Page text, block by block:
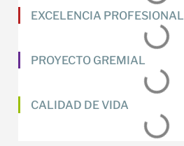
EXCELENCIA PROFESIONAL
PROYECTO GREMIAL
CALIDAD DE VIDA